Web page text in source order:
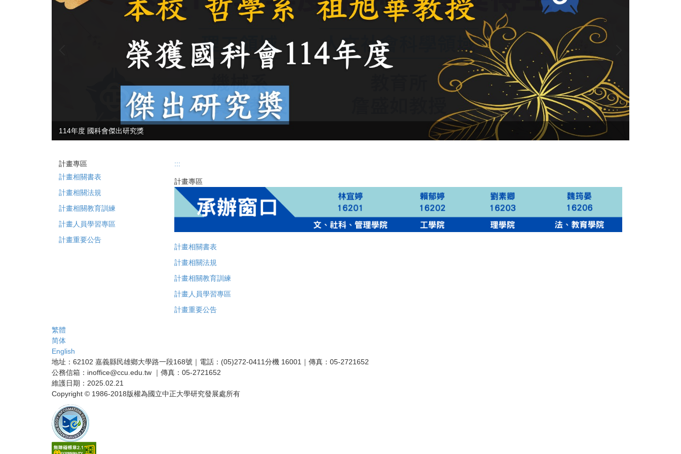
114年度 國科會傑出研究獎
計畫專區
計畫相關書表
計畫相關法規
計畫相關教育訓練
計畫人員學習專區
計畫重要公告
:::
計畫專區
計畫相關書表
計畫相關法規
計畫相關教育訓練
計畫人員學習專區
計畫重要公告
繁體
简体
English
地址：62102 嘉義縣民雄鄉大學路一段168號｜電話：(05)272-0411分機 16001｜傳真：05-2721652
公務信箱：inoffice@ccu.edu.tw ｜傳真：05-2721652
維護日期：2025.02.21
Copyright © 1986-2018版權為國立中正大學研究發展處所有